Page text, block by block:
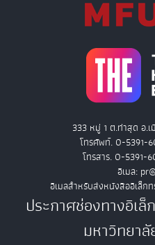
333 หมู่ 1 ต.ท่าสุด อ.
โทรศัพท์. 0-5391-
โทรสาร. 0-5391-
อีเมล:
อีเมลสำหรับส่งหนังสืออิเล็ก
ประกาศช่องทางอิเ
มหาวิทยา